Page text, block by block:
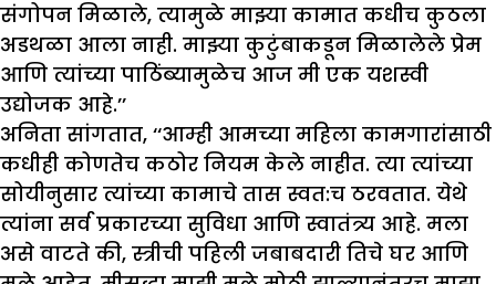
संगोपन मिळाले, त्यामुळे माझ्या कामात कधीच कुठला
अडथळा आला नाही. माझ्या कुटुंबाकडून मिळालेले प्रेम
आणि त्यांच्या पाठिंब्यामुळेच आज मी एक यशस्वी
उद्योजक आहे.’’
अनिता सांगतात, ‘‘आम्ही आमच्या महिला कामगारांसाठी
कधीही कोणतेच कठोर नियम केले नाहीत. त्या त्यांच्या
सोयीनुसार त्यांच्या कामाचे तास स्वत:च ठरवतात. येथे
त्यांना सर्व प्रकारच्या सुविधा आणि स्वातंत्र्य आहे. मला
असे वाटते की, स्त्रीची पहिली जबाबदारी तिचे घर आणि